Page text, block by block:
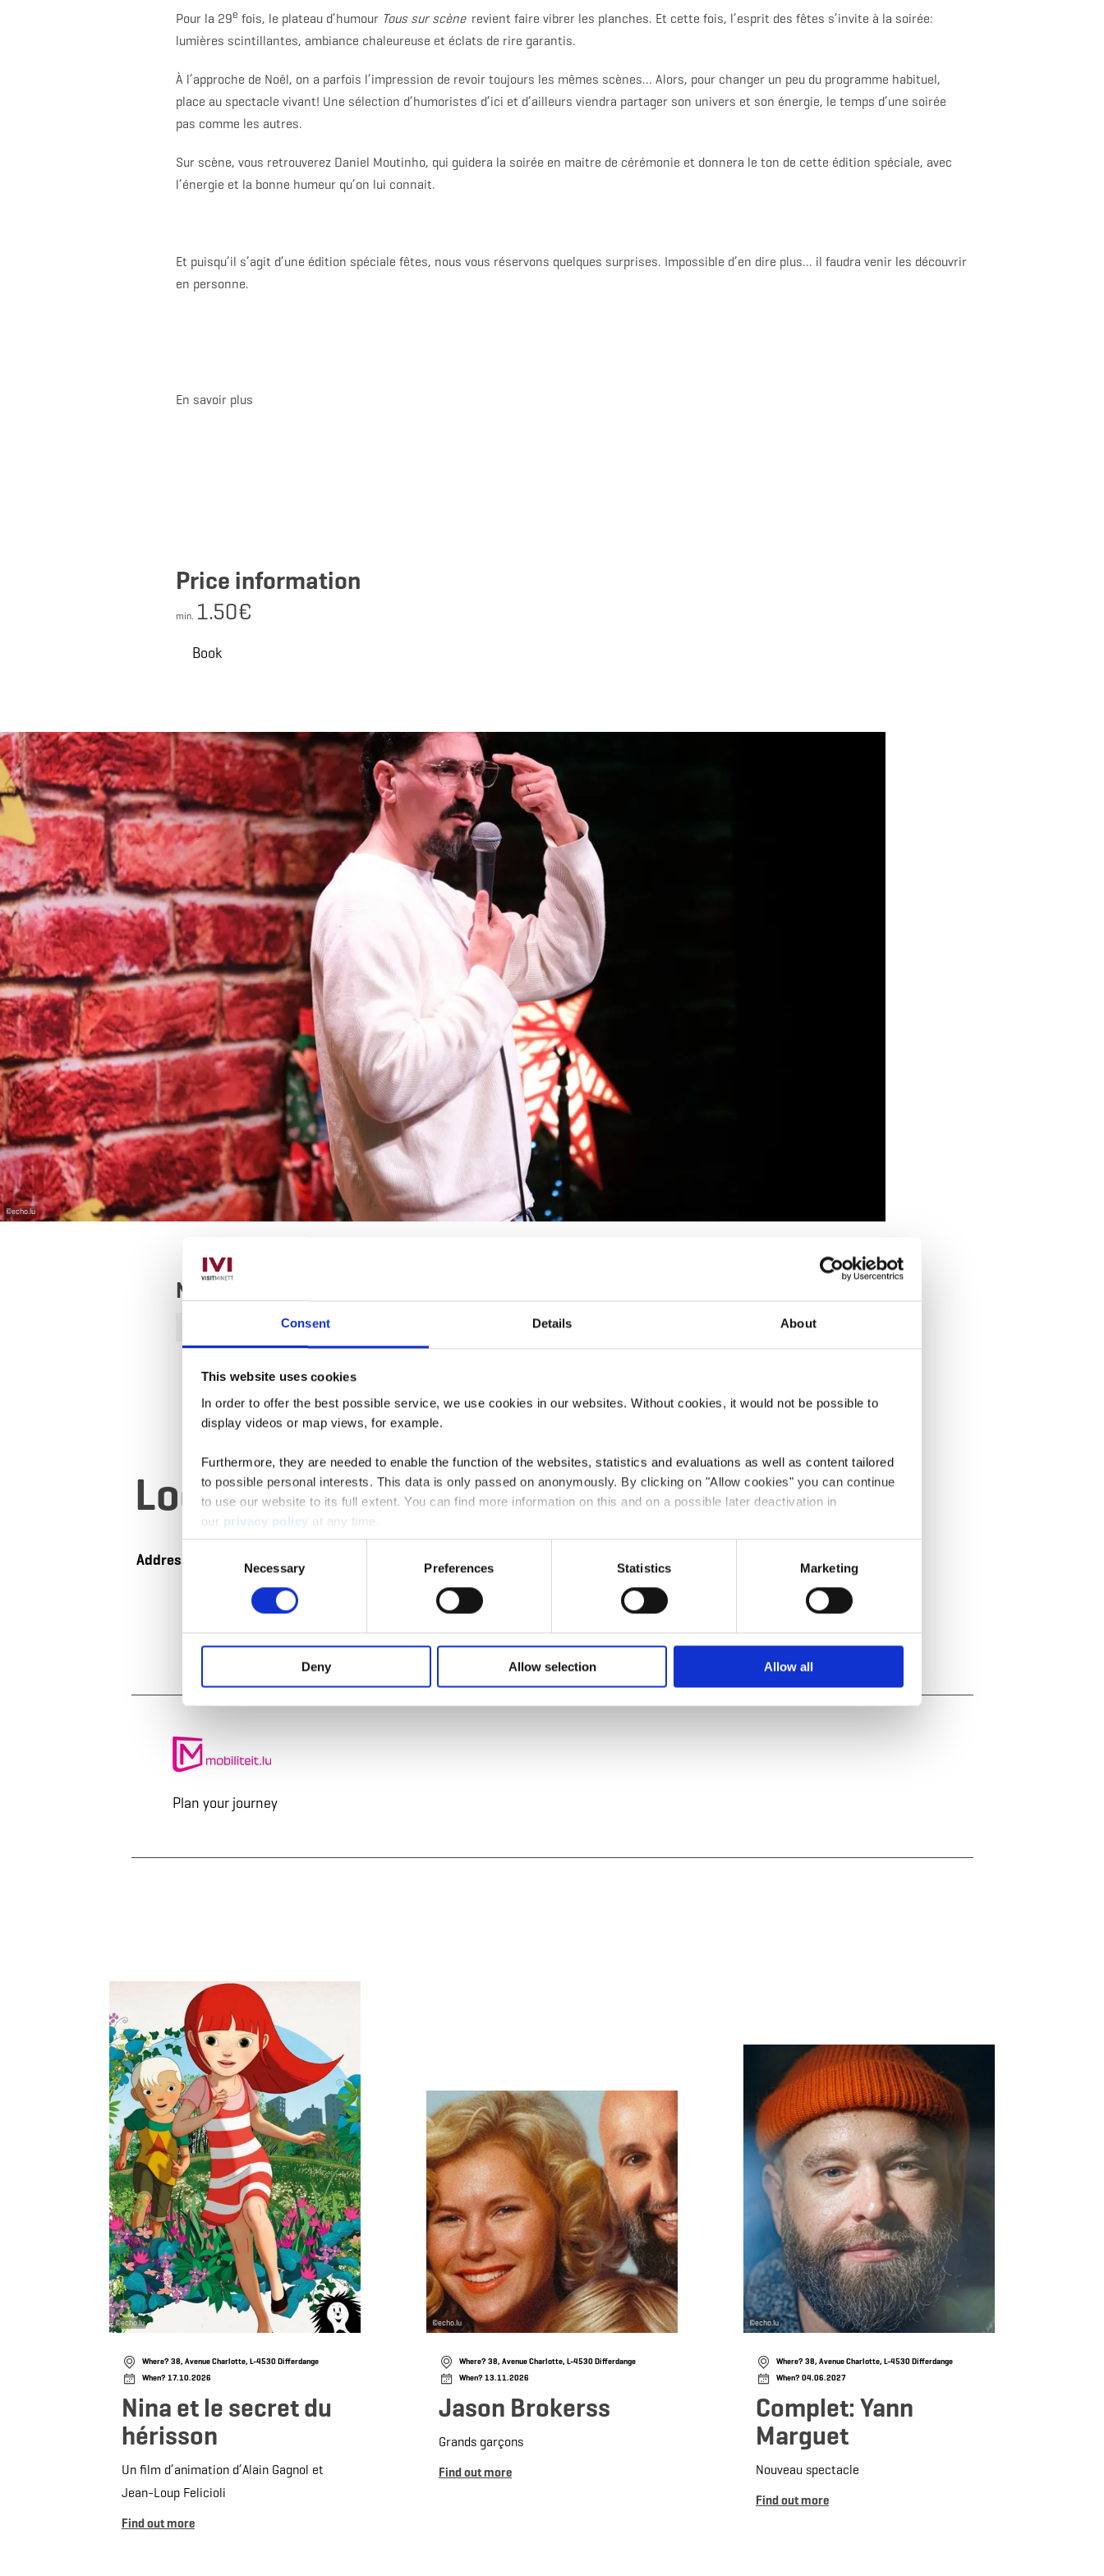
Consent Details About
This website uses cookies
In order to offer the best possible service, we use cookies in our websites. Without cookies, it would not be possible to
display videos or map views, for example.
Furthermore, they are needed to enable the function of the websites, statistics and evaluations as well as content tailored
to possible personal interests. This data is only passed on anonymously. By clicking on "Allow cookies" you can continue
to use our website to its full extent. You can find more information on this and on a possible later deactivation in
our privacy policy at any time.
Selection
Necessary Preferences Statistics Marketing
Deny Allow selection Allow all
Pour la 29e fois, le plateau d’humour Tous sur scène revient faire vibrer les planches. Et cette fois, l’esprit des fêtes s’invite à la soirée:
lumières scintillantes, ambiance chaleureuse et éclats de rire garantis.
À l’approche de Noël, on a parfois l’impression de revoir toujours les mêmes scènes… Alors, pour changer un peu du programme habituel,
place au spectacle vivant! Une sélection d’humoristes d’ici et d’ailleurs viendra partager son univers et son énergie, le temps d’une soirée
pas comme les autres.
Sur scène, vous retrouverez Daniel Moutinho, qui guidera la soirée en maitre de cérémonie et donnera le ton de cette édition spéciale, avec
l’énergie et la bonne humeur qu’on lui connait.
Et puisqu’il s’agit d’une édition spéciale fêtes, nous vous réservons quelques surprises. Impossible d’en dire plus… il faudra venir les découvrir
en personne.
En savoir plus
Price information
min. 1.50€
Book
©echo.lu
Next events
Tuesday 15.12.2026 20:00
Location
Address:
Aalt Stadhaus
38, Avenue Charlotte
L-4530 Differdange
Show on map
00352587711900
Plan your journey
©echo.lu
Where? 38, Avenue Charlotte, L-4530 Differdange
When? 17.10.2026
Nina et le secret du
hérisson
Un film d’animation d’Alain Gagnol et
Jean-Loup Felicioli
Find out more
©echo.lu
Where? 38, Avenue Charlotte, L-4530 Differdange
When? 13.11.2026
Jason Brokerss
Grands garçons
Find out more
©echo.lu
Where? 38, Avenue Charlotte, L-4530 Differdange
When? 04.06.2027
Complet: Yann
Marguet
Nouveau spectacle
Find out more